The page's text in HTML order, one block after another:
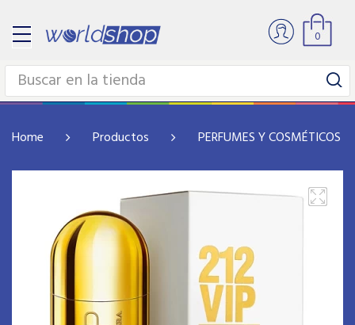
0
Home Productos PERFUMES Y COSMÉTICOS